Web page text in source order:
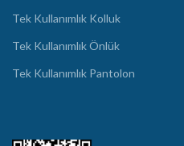
Tek Kullanımlık Kolluk
Tek Kullanımlık Önlük
Tek Kullanımlık Pantolon